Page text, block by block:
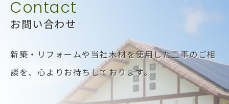
お問い合わせ
新築・リフォームや当社木材を使用した工事のご相
談を、 心よりお待ちしております。